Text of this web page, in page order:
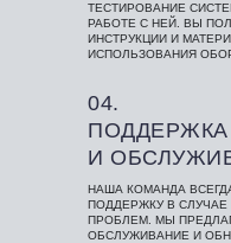
04.
ПОДДЕРЖКА
И
НАША КОМАНДА
ПОДДЕРЖКУ В
ПРОБЛЕМ. МЫ
ОБСЛУЖИВАНИЕ И
ТЕСТИРОВАНИЕ
РАБОТЕ С НЕЙ. ВЫ
ИНСТРУКЦИИ И
ИСПОЛЬЗОВАНИЯ